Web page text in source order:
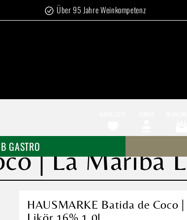
Über 95 Jahre Weinkompetenz
GASTRO| La Mariba
HAUSMARKE Batida de Coco